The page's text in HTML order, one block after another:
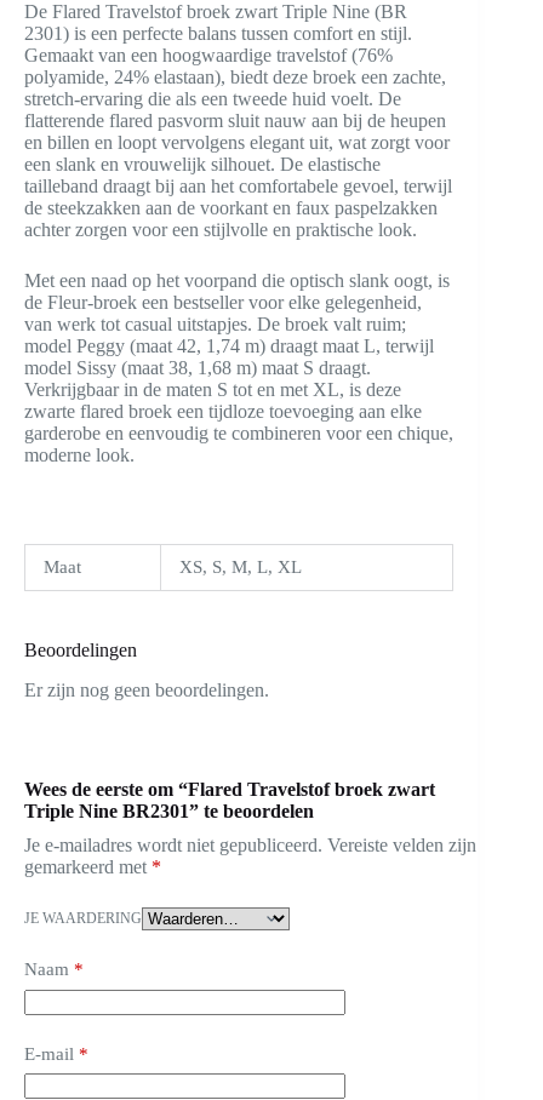
De Flared Travelstof broek zwart Triple Nine (BR
2301) is een perfecte balans tussen comfort en stijl.
Gemaakt van een hoogwaardige travelstof (76%
polyamide, 24% elastaan), biedt deze broek een zachte,
stretch-ervaring die als een tweede huid voelt. De
flatterende flared pasvorm sluit nauw aan bij de heupen
en billen en loopt vervolgens elegant uit, wat zorgt voor
een slank en vrouwelijk silhouet. De elastische
tailleband draagt bij aan het comfortabele gevoel, terwijl
de steekzakken aan de voorkant en faux paspelzakken
achter zorgen voor een stijlvolle en praktische look.
Met een naad op het voorpand die optisch slank oogt, is
de Fleur-broek een bestseller voor elke gelegenheid,
van werk tot casual uitstapjes. De broek valt ruim;
model Peggy (maat 42, 1,74 m) draagt maat L, terwijl
model Sissy (maat 38, 1,68 m) maat S draagt.
Verkrijgbaar in de maten S tot en met XL, is deze
zwarte flared broek een tijdloze toevoeging aan elke
garderobe en eenvoudig te combineren voor een chique,
moderne look.
Maat XS, S, M, L, XL
Beoordelingen
Er zijn nog geen beoordelingen.
Wees de eerste om “Flared Travelstof broek zwart
Triple Nine BR2301” te beoordelen
Je e-mailadres wordt niet gepubliceerd. Vereiste velden zijn
gemarkeerd met *
JE WAARDERING
Naam *
E-mail *